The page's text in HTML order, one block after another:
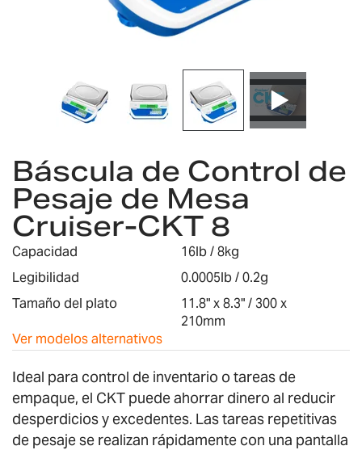
al
comienzo
de
la
galería
de
Báscula de Control de
Pesaje de Mesa
Cruiser-CKT 8
Capacidad
16lb / 8kg
Legibilidad
0.0005lb / 0.2g
Tamaño del plato
11.8" x 8.3" / 300 x
210mm
Ver modelos alternativos
Ideal para control de inventario o tareas de
empaque, el CKT puede ahorrar dinero al reducir
desperdicios y excedentes. Las tareas repetitivas
de pesaje se realizan rápidamente con una pantalla